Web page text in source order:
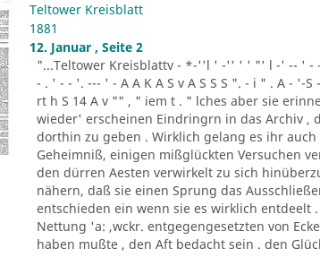
Teltower Kreisblatt
1881
12. Januar , Seite 2
"...Teltower Kreisblattv - *-''l ' -'' ' ' "' l -' -- ' -
- . ' - - '. --- ' - A A K A S v A S S S ". - i " . A - '-
rt h S 14 A v "" , " iem t . " lches aber sie
wieder' erscheinen Eindringrn in das Archiv ,
dorthin zu geben . Wirklich gelang es ihr
Geheimniß, einigen mißglückten Versuchen
den dürren Aesten verwirkelt zu sich
nähern, daß sie einen Sprung das
entschieden ein wenn sie es wirklich entdeelt
Nettung 'a: ,wckr. entgegengesetzten von
haben mußte , den Aft bedacht sein . den